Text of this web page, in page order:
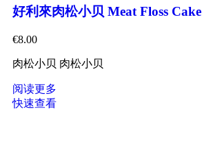
好利來肉松小贝 Meat Floss Cake
€8.00
肉松小贝 肉松小贝
阅读更多
快速查看